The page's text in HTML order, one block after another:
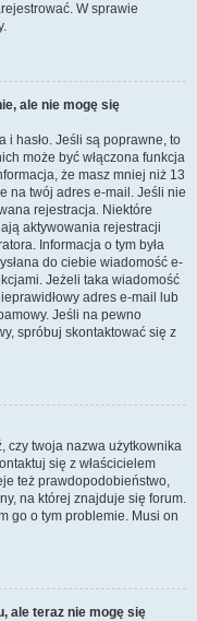
W sprawie
ale nie mogę się
i hasło. Jeśli są poprawne, to
może być włączona funkcja
że masz mniej niż 13
na twój adres e-mail. Jeśli nie
rejestracja. Niektóre
aktywowania rejestracji
Informacja o tym była
do ciebie wiadomość e-
Jeżeli taka wiadomość
adres e-mail lub
Jeśli na pewno
spróbuj skontaktować się z
czy twoja nazwa użytkownika
się z właścicielem
też prawdopodobieństwo,
na której znajduje się forum.
go o tym problemie. Musi on
ale teraz nie mogę się